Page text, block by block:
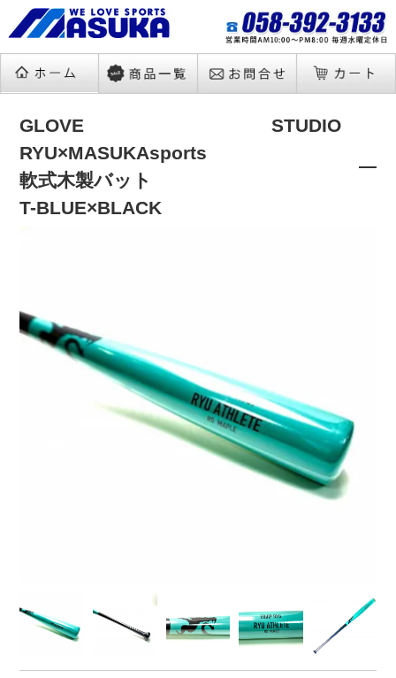
GLOVE STUDIO
RYU×MASUKAsports
軟式木製バット
T-BLUE×BLACK